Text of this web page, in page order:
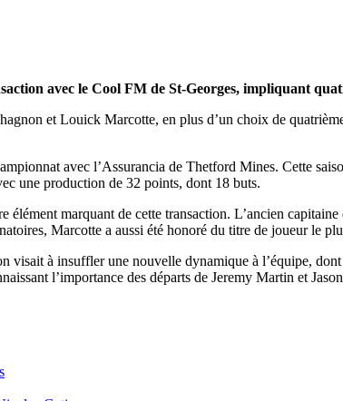
avec le Cool FM de St-Georges, impliquant
et Louick Marcotte, en plus d’un choix de
avec l’Assurancia de Thetford Mines. Cette
une production de 32 points, dont 18 buts.
marquant de cette transaction. L’ancien
Marcotte a aussi été honoré du titre de joueur le
à insuffler une nouvelle dynamique à l’équipe,
l’importance des départs de Jeremy Martin et